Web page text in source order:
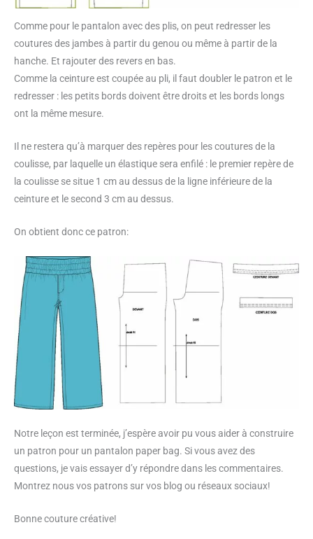
Comme pour le pantalon avec des plis, on peut redresser les
coutures des jambes à partir du genou ou même à partir de la
hanche. Et rajouter des revers en bas.
Comme la ceinture est coupée au pli, il faut doubler le patron et le
redresser : les petits bords doivent être droits et les bords longs
ont la même mesure.
Il ne restera qu’à marquer des repères pour les coutures de la
coulisse, par laquelle un élastique sera enfilé : le premier repère de
la coulisse se situe 1 cm au dessus de la ligne inférieure de la
ceinture et le second 3 cm au dessus.
On obtient donc ce patron:
Notre leçon est terminée, j’espère avoir pu vous aider à construire
un patron pour un pantalon paper bag. Si vous avez des
questions, je vais essayer d’y répondre dans les commentaires.
Montrez nous vos patrons sur vos blog ou réseaux sociaux!
Bonne couture créative!